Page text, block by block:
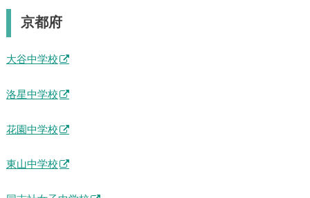
京都府
大谷中学校
洛星中学校
花園中学校
東山中学校